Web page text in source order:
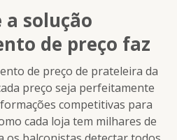
de
no painel
de
para
as
a solução
de preço faz
de preço de prateleira da
preço seja perfeitamente
competitivas para
cada loja tem milhares de